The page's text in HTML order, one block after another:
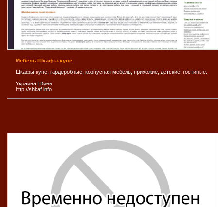
Мебель.Шкафы-купе.
Шкафы-купе, гардеробные, корпусная мебель, прихожие, детские, гостиные.
Украина | Киев
http://shkaf.info